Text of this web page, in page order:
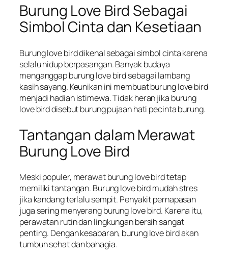
Burung Love Bird Sebagai
Simbol Cinta dan Kesetiaan
Burung love bird dikenal sebagai simbol cinta karena
selalu hidup berpasangan. Banyak budaya
menganggap burung love bird sebagai lambang
kasih sayang. Keunikan ini membuat burung love bird
menjadi hadiah istimewa. Tidak heran jika burung
love bird disebut burung pujaan hati pecinta burung.
Tantangan dalam Merawat
Burung Love Bird
Meski populer, merawat burung love bird tetap
memiliki tantangan. Burung love bird mudah stres
jika kandang terlalu sempit. Penyakit pernapasan
juga sering menyerang burung love bird. Karena itu,
perawatan rutin dan lingkungan bersih sangat
penting. Dengan kesabaran, burung love bird akan
tumbuh sehat dan bahagia.